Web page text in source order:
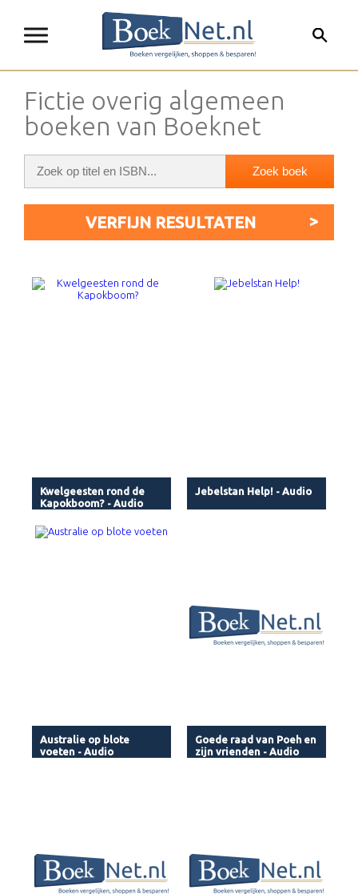
Fictie overig algemeen
boeken van Boeknet
VERFIJN RESULTATEN
Kwelgeesten rond de
Kapokboom? - Audio
Jebelstan Help! - Audio
Australie op blote
voeten - Audio
Goede raad van Poeh en
zijn vrienden - Audio